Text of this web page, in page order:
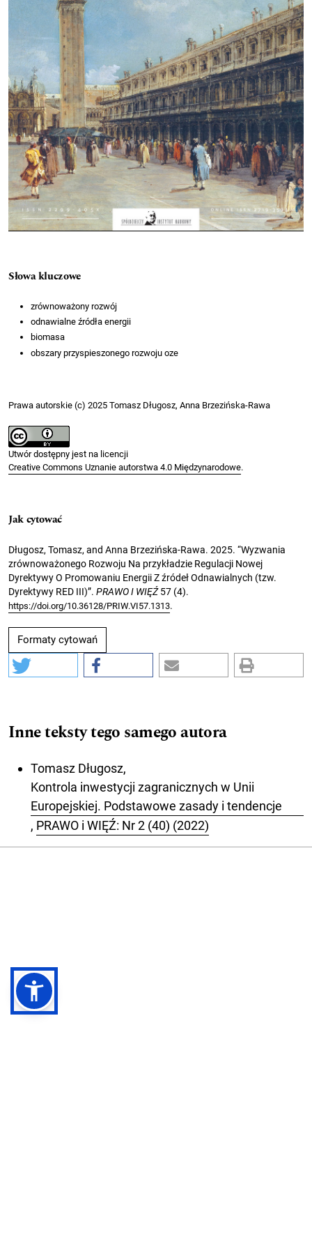
Słowa kluczowe
zrównoważony rozwój
odnawialne źródła energii
biomasa
obszary przyspieszonego rozwoju oze
Prawa autorskie (c) 2025 Tomasz Długosz, Anna Brzezińska-Rawa
Utwór dostępny jest na licencji
Creative Commons Uznanie autorstwa 4.0 Międzynarodowe.
Jak cytować
Długosz, Tomasz, and Anna Brzezińska-Rawa. 2025. “Wyzwania
zrównoważonego Rozwoju Na przykładzie Regulacji Nowej
Dyrektywy O Promowaniu Energii Z źródeł Odnawialnych (tzw.
Dyrektywy RED III)”. PRAWO I WIĘŹ57 (4).
https://doi.org/10.36128/PRIW.VI57.1313.
Formaty cytowań
Inne teksty tego samego autora
Tomasz Długosz,
Kontrola inwestycji zagranicznych w Unii
Europejskiej. Podstawowe zasady i tendencje
, PRAWO i WIĘŹ: Nr 2 (40) (2022)